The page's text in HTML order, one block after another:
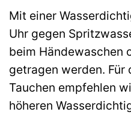
Mit einer
Uhr gegen
beim Händewaschen
getragen werden. Für
Tauchen empfehlen
höheren